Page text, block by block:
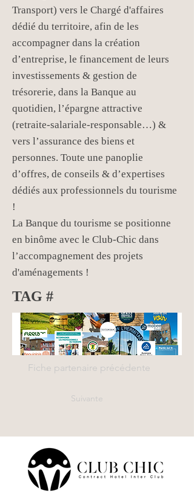
Transport) vers le Chargé d'affaires
dédié du territoire, afin de les
accompagner dans la création
d’entreprise, le financement de leurs
investissements & gestion de
trésorerie, dans la Banque au
quotidien, l’épargne attractive
(retraite-salariale-responsable…) &
vers l’assurance des biens et
personnes. Toute une panoplie
d’offres, de conseils & d’expertises
dédiés aux professionnels du tourisme
!
La Banque du tourisme se positionne
en binôme avec le Club-Chic dans
l’accompagnement des projets
d'aménagements !
TAG #
Fiche partenaire précédente
Suivante